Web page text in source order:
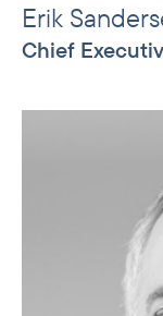
Erik
Chief
banks and
currently a
based bank
Nordic
Norfund, Erik
founder and